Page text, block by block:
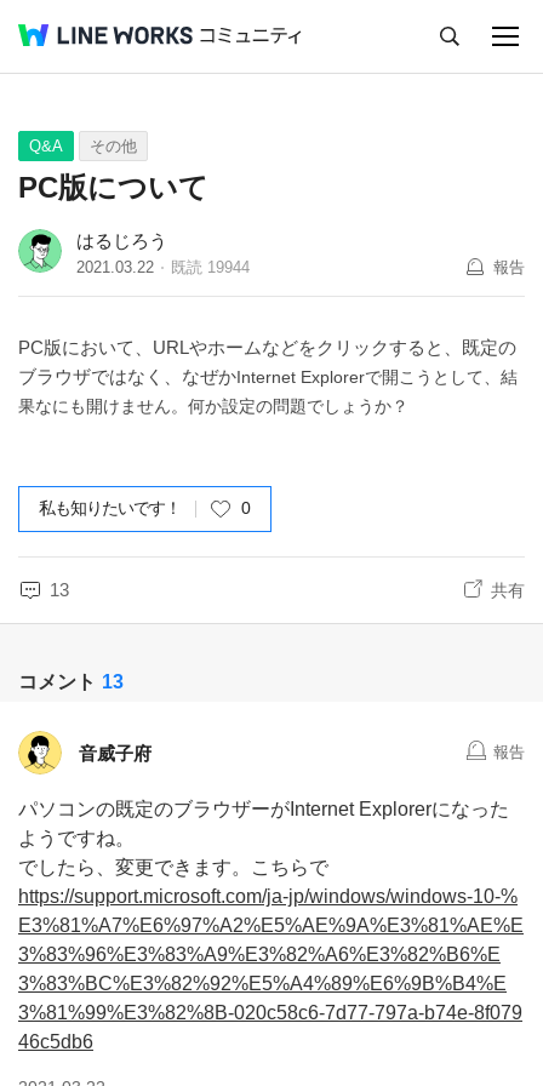
Q&A Tips Ideas
Q&A その他
PC版について
はるじろう
2021.03.22 既読 19944 報告
PC版において、URLやホームなどをクリックすると、既定の
ブラウザではなく、なぜかInternet Explorerで開こうとして、結
果なにも開けません。何か設定の問題でしょうか？
私も知りたいです！ 0
13 共有
コメント 13
音威子府 報告
パソコンの既定のブラウザーがInternet Explorerになった
ようですね。
でしたら、変更できます。こちらで
https://support.microsoft.com/ja-jp/windows/windows-10-%
E3%81%A7%E6%97%A2%E5%AE%9A%E3%81%AE%E
3%83%96%E3%83%A9%E3%82%A6%E3%82%B6%E
3%83%BC%E3%82%92%E5%A4%89%E6%9B%B4%E
3%81%99%E3%82%8B-020c58c6-7d77-797a-b74e-8f079
46c5db6